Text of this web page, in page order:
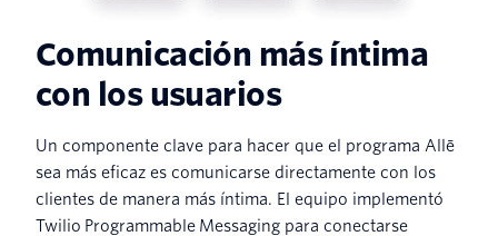
Comunicación más íntima
con los usuarios
Un componente clave para hacer que el programa Allē
sea más eficaz es comunicarse directamente con los
clientes de manera más íntima. El equipo implementó
Twilio Programmable Messaging para conectarse